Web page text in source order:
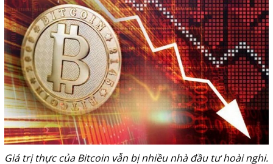
Giá trị thực của Bitcoin vẫn bị nhiều nhà đầu tư hoài nghi.